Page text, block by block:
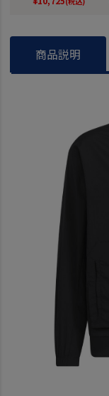
ルフ 2026春夏モデ
商品説明